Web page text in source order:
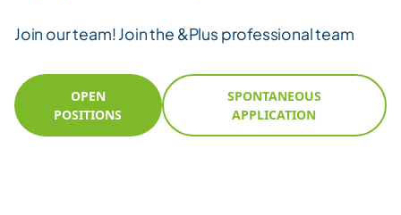
Join our team! Join the &Plus professional team
OPEN
POSITIONS
SPONTANEOUS
APPLICATION